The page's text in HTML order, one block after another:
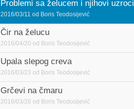
Problemi sa želucem i njihovi uzroci
2016/03/11 od Boris Teodosijević
Čir na želucu
2016/04/20 od Boris Teodosijević
Upala slepog creva
2016/03/23 od Boris Teodosijević
Grčevi na čmaru
2016/03/26 od Boris Teodosijević